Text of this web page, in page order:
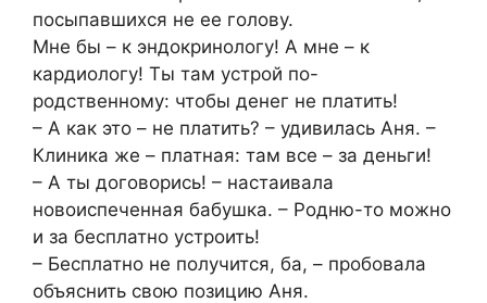
посыпавшихся не ее голову.
Мне бы – к эндокринологу! А мне – к
кардиологу! Ты там устрой по-
родственному: чтобы денег не платить!
– А как это – не платить? – удивилась Аня. –
Клиника же – платная: там все – за деньги!
– А ты договорись! – настаивала
новоиспеченная бабушка. – Родню-то можно
и за бесплатно устроить!
– Бесплатно не получится, ба, – пробовала
объяснить свою позицию Аня.